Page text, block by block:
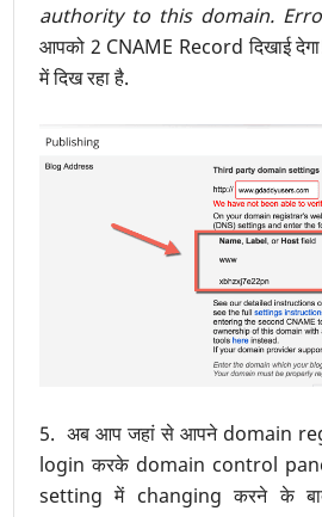
authority to this domain.
आपको 2 CNAME Record दिखाई
में दिख रहा है.
5. अब आप जहां से आपने domain
login करके domain control
setting में changing करने के